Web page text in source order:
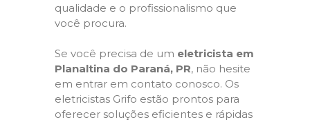
qualidade e o profissionalismo que
você procura.
Se você precisa de um eletricista em
Planaltina do Paraná, PR, não hesite
em entrar em contato conosco. Os
eletricistas Grifo estão prontos para
oferecer soluções eficientes e rápidas